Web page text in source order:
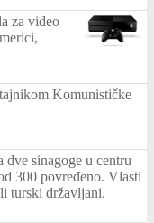
za video
Komunističke
dve sinagoge u centru
300 povređeno. Vlasti
turski državljani.